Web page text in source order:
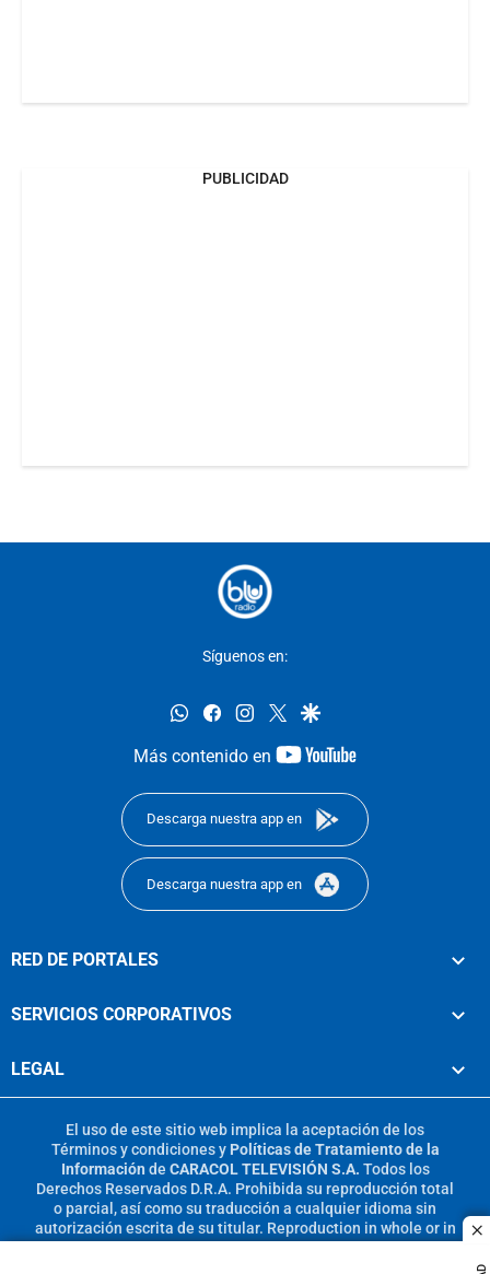
PUBLICIDAD
Síguenos en:
whatsappfacebookinstagram
twittergoogle
Más contenido en
youtube-
Descarga nuestra app en
Descarga nuestra app en
RED DE PORTALES
SERVICIOS CORPORATIVOS
LEGAL
El uso de este sitio web implica la aceptación de los
Términos y condicionesy Políticas de Tratamiento de la
Información de CARACOL TELEVISIÓN S.A. Todos los
Derechos Reservados D.R.A. Prohibida su reproducción total
o parcial, así como su traducción a cualquier idioma sin
autorización escrita de su titular. Reproduction in whole or in